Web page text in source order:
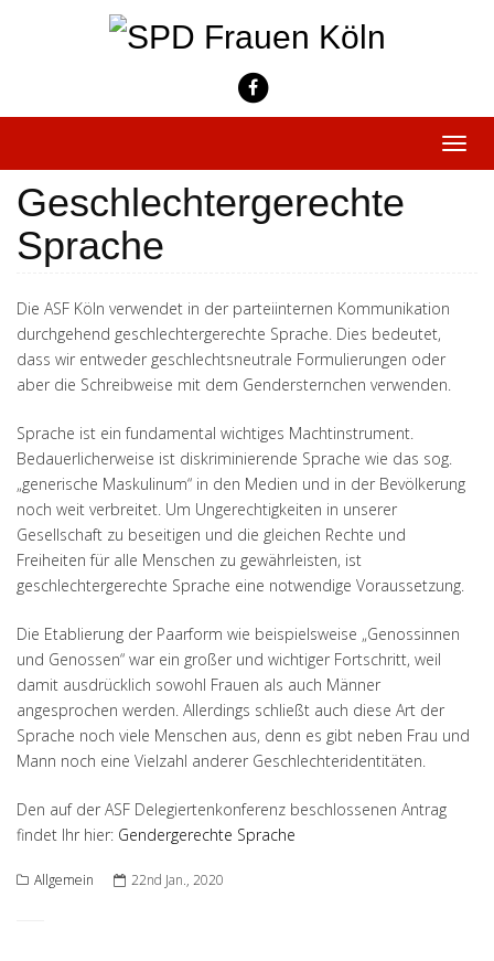
Toggle
Geschlechtergerechte
Sprache
Die ASF Köln verwendet in der parteiinternen Kommunikation
durchgehend geschlechtergerechte Sprache. Dies bedeutet,
dass wir entweder geschlechtsneutrale Formulierungen oder
aber die Schreibweise mit dem Gendersternchen verwenden.
Sprache ist ein fundamental wichtiges Machtinstrument.
Bedauerlicherweise ist diskriminierende Sprache wie das sog.
„generische Maskulinum“ in den Medien und in der Bevölkerung
noch weit verbreitet. Um Ungerechtigkeiten in unserer
Gesellschaft zu beseitigen und die gleichen Rechte und
Freiheiten für alle Menschen zu gewährleisten, ist
geschlechtergerechte Sprache eine notwendige Voraussetzung.
Die Etablierung der Paarform wie beispielsweise „Genossinnen
und Genossen“ war ein großer und wichtiger Fortschritt, weil
damit ausdrücklich sowohl Frauen als auch Männer
angesprochen werden. Allerdings schließt auch diese Art der
Sprache noch viele Menschen aus, denn es gibt neben Frau und
Mann noch eine Vielzahl anderer Geschlechteridentitäten.
Den auf der ASF Delegiertenkonferenz beschlossenen Antrag
findet Ihr hier: Gendergerechte Sprache
Allgemein 22nd Jan., 2020